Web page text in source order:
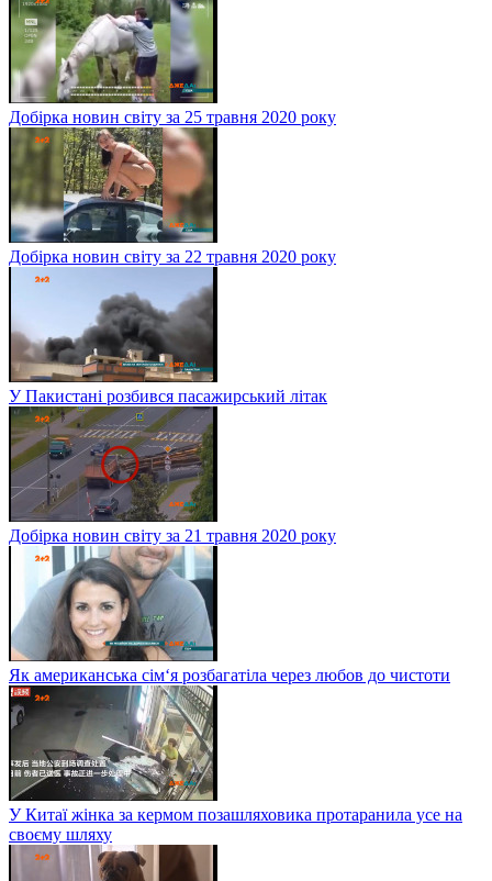
Добірка новин світу за 25 травня 2020 року
Добірка новин світу за 22 травня 2020 року
У Пакистані розбився пасажирський літак
Добірка новин світу за 21 травня 2020 року
Як американська сім‘я розбагатіла через любов до чистоти
У Китаї жінка за кермом позашляховика протаранила усе на
своєму шляху